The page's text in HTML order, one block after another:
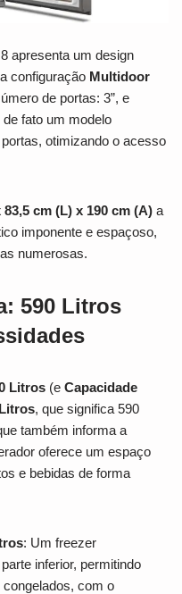
apresenta um design
configuração Multidoor
de portas: 3”, e
de fato um modelo
otimizando o acesso
cm (L) x 190 cm (A) a
imponente e espaçoso,
numerosas.
590 Litros
Litros (e Capacidade
, que significa 590
também informa a
oferece um espaço
e bebidas de forma
: Um freezer
inferior, permitindo
com o